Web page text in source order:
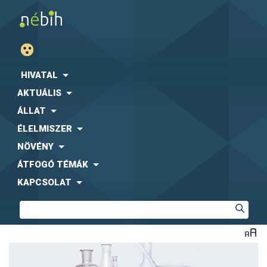
HIVATAL
AKTUÁLIS
ÁLLAT
ÉLELMISZER
NÖVÉNY
ÁTFOGÓ TÉMÁK
KAPCSOLAT